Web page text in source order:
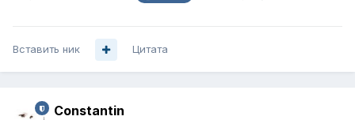
Вставить ник Цитата
Constantin